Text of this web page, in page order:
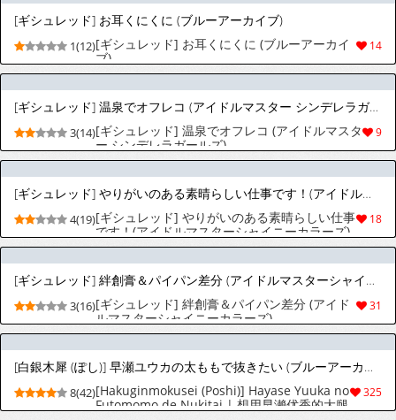
[ギシュレッド] お耳くにくに (ブルーアーカイブ)
14
1(12)[ギシュレッド] お耳くにくに (ブルーアーカイ
ブ)
[ギシュレッド] 温泉でオフレコ (アイドルマスター シンデレラガールズ)
9
3(14)[ギシュレッド] 温泉でオフレコ (アイドルマスタ
ー シンデレラガールズ)
[ギシュレッド] やりがいのある素晴らしい仕事です！(アイドルマスターシャイニーカラーズ)
18
4(19)[ギシュレッド] やりがいのある素晴らしい仕事
です！(アイドルマスターシャイニーカラーズ)
[ギシュレッド] 絆創膏＆パイパン差分 (アイドルマスターシャイニーカラーズ)
31
3(16)[ギシュレッド] 絆創膏＆パイパン差分 (アイド
ルマスターシャイニーカラーズ)
[白銀木犀 (ぽし)] 早瀬ユウカの太ももで抜きたい (ブルーアーカイブ) [中国翻訳] [DL版]
325
8(42)[Hakuginmokusei (Poshi)] Hayase Yuuka no
Futomomo de Nukitai | 想用早濑优香的大腿